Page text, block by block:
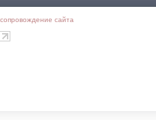
сайта